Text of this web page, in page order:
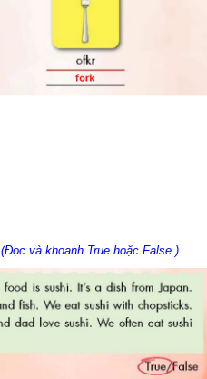
(Đọc và khoanh True hoặc False.)